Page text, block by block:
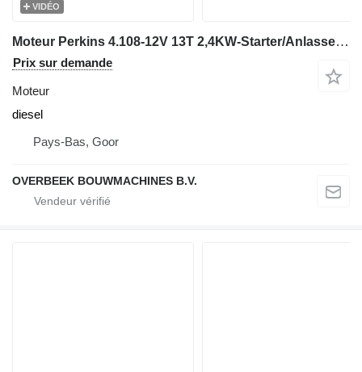
VIDÉO
Moteur Perkins 4.108-12V 13T 2,4KW-Starter/Anlasser/Startmotor
Prix sur demande
Moteur
diesel
Pays-Bas, Goor
OVERBEEK BOUWMACHINES B.V.